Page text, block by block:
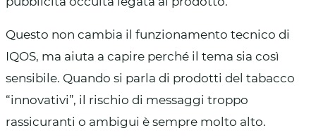
Questo non cambia il funzionamento tecnico di
IQOS, ma aiuta a capire perché il tema sia così
sensibile. Quando si parla di prodotti del tabacco
“innovativi”, il rischio di messaggi troppo
rassicuranti o ambigui è sempre molto alto.